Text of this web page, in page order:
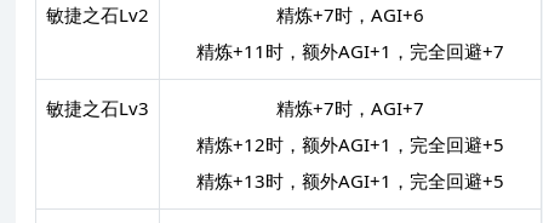
敏捷之石Lv2
精炼+7时，AGI+6
精炼+11时，额外AGI+1，完全回避+7
敏捷之石Lv3
精炼+7时，AGI+7
精炼+12时，额外AGI+1，完全回避+5
精炼+13时，额外AGI+1，完全回避+5